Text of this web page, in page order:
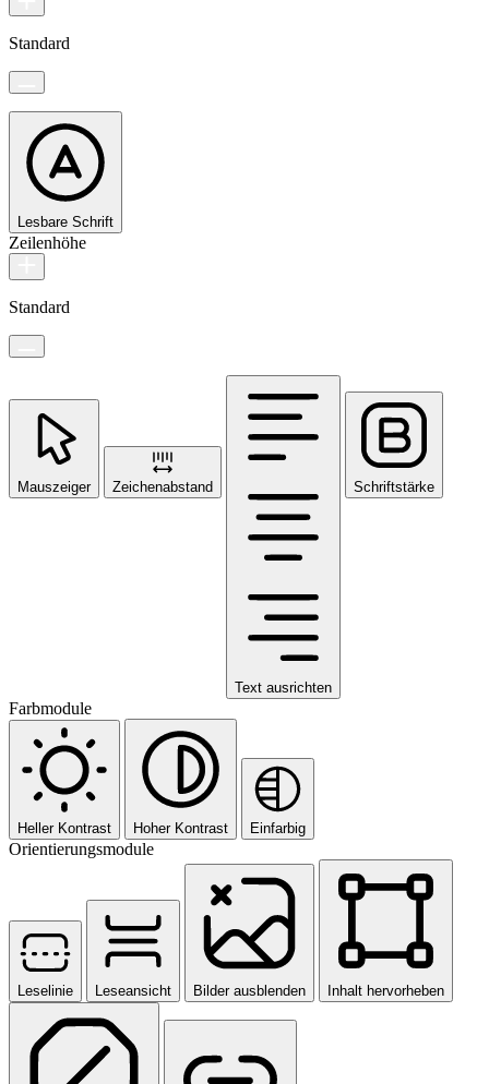
Standard
Lesbare Schrift
Zeilenhöhe
Standard
Mauszeiger Zeichenabstand
Text ausrichten
Schriftstärke
Farbmodule
Heller Kontrast Hoher Kontrast Einfarbig
Orientierungsmodule
Leselinie Leseansicht Bilder ausblenden Inhalt hervorheben